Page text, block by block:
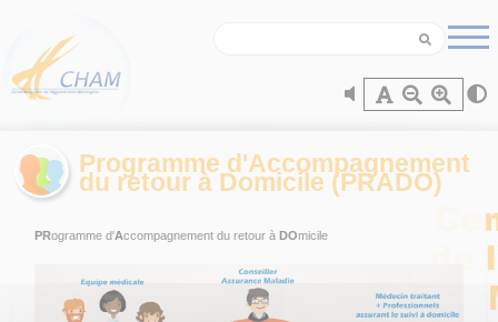
Programme d'Accompagnement
du retour à Domicile (PRADO)
PRogramme d'Accompagnement du retour à DOmicile